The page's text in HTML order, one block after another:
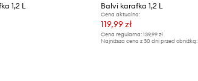
1,2 L Balvi karafka 1,2 L
Cena aktualna:
119,99 zł
Cena regularna:139,99 zł
Najniższa cena z 30 dni przed obniżką: